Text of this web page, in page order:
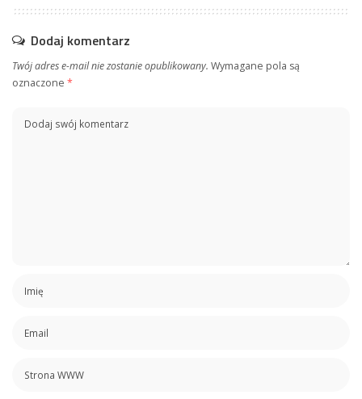
Dodaj komentarz
Twój adres e-mail nie zostanie opublikowany. Wymagane pola są
oznaczone *